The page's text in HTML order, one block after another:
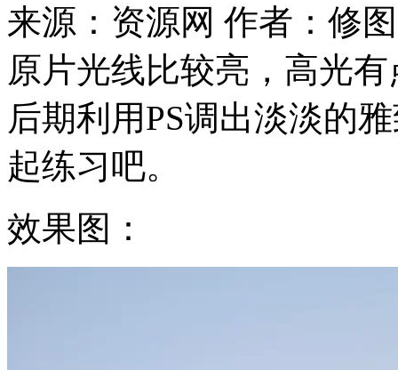
来源：资源网 作者：修
原片光线比较亮，高光
后期利用PS调出淡淡的
起练习吧。
效果图：